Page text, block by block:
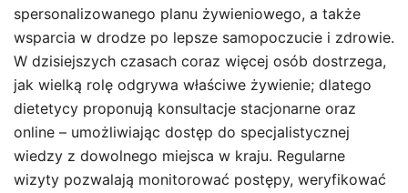
spersonalizowanego planu żywieniowego, a także
wsparcia w drodze po lepsze samopoczucie i zdrowie.
W dzisiejszych czasach coraz więcej osób dostrzega,
jak wielką rolę odgrywa właściwe żywienie; dlatego
dietetycy proponują konsultacje stacjonarne oraz
online – umożliwiając dostęp do specjalistycznej
wiedzy z dowolnego miejsca w kraju. Regularne
wizyty pozwalają monitorować postępy, weryfikować